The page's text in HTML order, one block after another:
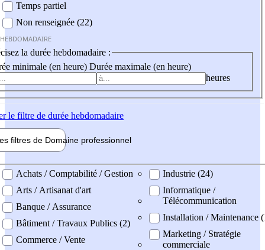
Temps partiel
Non renseignée (22)
la durée hebdomadaire :
minimale (en heure) Durée maximale (en heure)
heures
le filtre de durée hebdomadaire
filtres de Domaine professionnel
professionel
Achats / Comptabilité / Gestion
Arts / Artisanat d'art
Banque / Assurance
Bâtiment / Travaux Publics (2)
Commerce / Vente
Industrie (24)
Informatique /
Télécommunication
Installation / Maintenance
Marketing / Stratégie
commerciale